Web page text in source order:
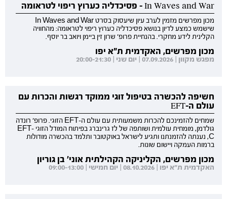
In Waves and War - פסיכדליה כערוץ ריפוי לטראומה
מכון מפרשים מזמין לערב עיון שיעסוק בסרט In Waves and War
שישמש כמצע לדיון בנושא פסיכדליה כערוץ ריפוי לטראומה: מהחוויה
הקלינית לידע מחקרי. בהנחיית פרופ' שרון זין ביימן ויואב בר יוסף.
מכון מפרשים, האקדמית ת"א יפו
מפגש מקוון | 07.09.2026 | יום שני | 20:00-21:30
חשיפה להכשרה בטיפול זוגי ממוקד רגשות והכרות עם
עולם ה-EFT
שמחים להזמינכם להכרות משמעותית עם עולם ה-EFT הזוגי. פרופ' רונדה
גולדמן, מומחית עולמית ושותפה של לז גרינברג בפיתוח המודל הזוגי EFT-
C, נענתה להזמנתנו ותגיע לישראל באוקטובר ותלמד בהכשרה מודולות
ברמות העמקה ויישום שונות.
מכון מפרשים, הקליניקה הקהילתית אוני' בן גוריון
האקדמית ת"א יפו | 08.10.2026 | יום חמישי | 09:00-13:00